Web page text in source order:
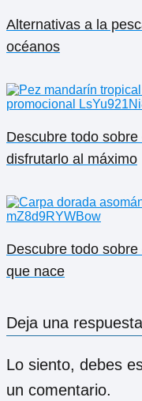
Alternativas a la
océanos
Descubre todo
disfrutarlo al máximo
Descubre todo
que nace
Deja una respuesta
Lo siento, debes
un comentario.